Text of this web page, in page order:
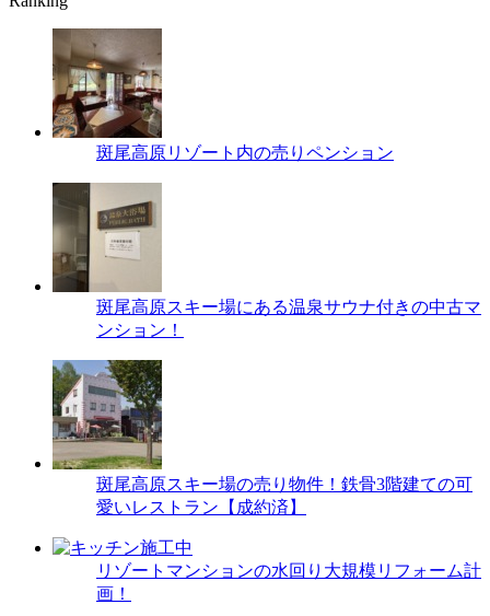
斑尾高原リゾート内の売りペンション
斑尾高原スキー場にある温泉サウナ付きの中古マ
ンション！
斑尾高原スキー場の売り物件！鉄骨3階建ての可
愛いレストラン【成約済】
リゾートマンションの水回り大規模リフォーム計
画！